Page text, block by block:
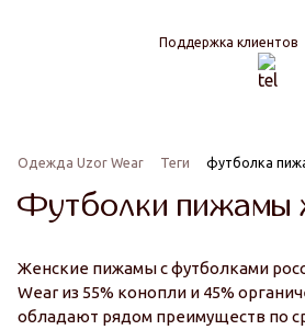
Поддержка клиентов
Поиск
Одежда Uzor Wear Теги футболка
Футболки пижамы
Женские пижамы с футболками
Wear из 55% конопли и 45%
обладают рядом преимуществ по